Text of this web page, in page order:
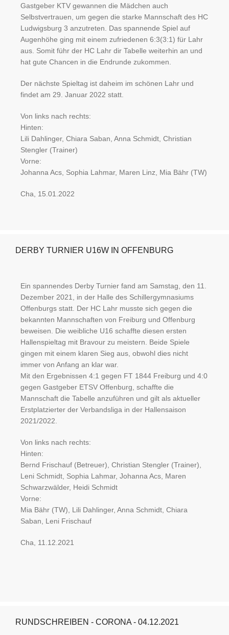
Gastgeber KTV gewannen die Mädchen auch
Selbstvertrauen, um gegen die starke Mannschaft des HC
Ludwigsburg 3 anzutreten. Das spannende Spiel auf
Augenhöhe ging mit einem zufriedenen 6:3(3:1) für Lahr
aus. Somit führ der HC Lahr dir Tabelle weiterhin an und
hat gute Chancen in die Endrunde zukommen.
Der nächste Spieltag ist daheim im schönen Lahr und
findet am 29. Januar 2022 statt.
Von links nach rechts:
Hinten:
Lili Dahlinger, Chiara Saban, Anna Schmidt, Christian
Stengler (Trainer)
Vorne:
Johanna Acs, Sophia Lahmar, Maren Linz, Mia Bähr (TW)
Cha, 15.01.2022
DERBY TURNIER U16W IN OFFENBURG
Ein spannendes Derby Turnier fand am Samstag, den 11.
Dezember 2021, in der Halle des Schillergymnasiums
Offenburgs statt. Der HC Lahr musste sich gegen die
bekannten Mannschaften von Freiburg und Offenburg
beweisen. Die weibliche U16 schaffte diesen ersten
Hallenspieltag mit Bravour zu meistern. Beide Spiele
gingen mit einem klaren Sieg aus, obwohl dies nicht
immer von Anfang an klar war.
Mit den Ergebnissen 4:1 gegen FT 1844 Freiburg und 4:0
gegen Gastgeber ETSV Offenburg, schaffte die
Mannschaft die Tabelle anzuführen und gilt als aktueller
Erstplatzierter der Verbandsliga in der Hallensaison
2021/2022.
Von links nach rechts:
Hinten:
Bernd Frischauf (Betreuer), Christian Stengler (Trainer),
Leni Schmidt, Sophia Lahmar, Johanna Acs, Maren
Schwarzwälder, Heidi Schmidt
Vorne:
Mia Bähr (TW), Lili Dahlinger, Anna Schmidt, Chiara
Saban, Leni Frischauf
Cha, 11.12.2021
RUNDSCHREIBEN - CORONA - 04.12.2021